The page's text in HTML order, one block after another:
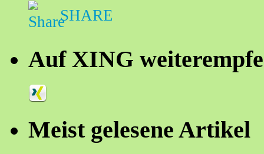
SHARE
Auf XING
Meist gelesene Artikel